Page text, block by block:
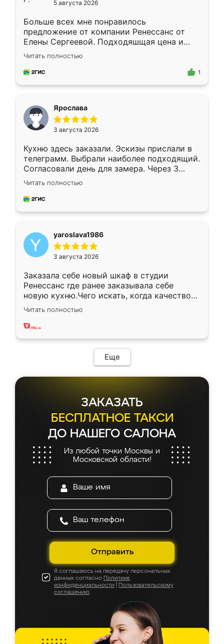
5 августа 2026
Больше всех мне понравилось
предложение от компании Ренессанс от
Елены Сергеевой. Подходяшщая цена и
короткие сроки изготовления. Приехавший
для замера сотрудник Владислав
предложил по моему эскизу самый
Читать полностью
1
Ярослава
3 августа 2026
Кухню здесь заказали. Эскизы прислали в
телеграмм. Выбрали наиболее подходящий.
Согласовали день для замера. Через 3
недели кухня была уже готова. Остались
довольны работой. Спасибо Ренессанс
мебель за качественную работу!
Читать полностью
yaroslava1986
3 августа 2026
Заказала себе новый шкаф в студии
Ренессанс где ранее заказывала себе
новую кухню.Чего искать, когда качеством
вполне довольна. Служит кухня уже почти
два года, нареканий нет.
Читать полностью
Еще
ЗАКАЗАТЬ
БЕСПЛАТНОЕ ТАКСИ
ДО НАШЕГО САЛОНА
Из любой точки Москвы и
Московской области!
Отправить
Я соглашаюсь на передачу персональных
данных согласно Политике
конфиденциальности
Пользовательскому
соглашению